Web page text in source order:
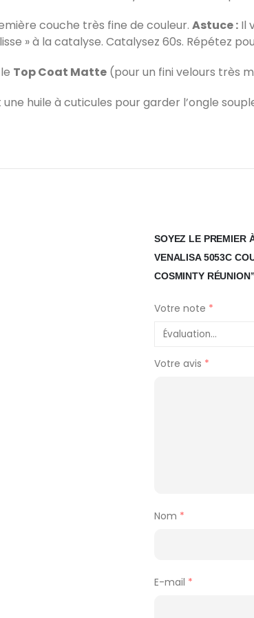
couche très fine de couleur. Astuce : Il
» à la catalyse. Catalysez 60s. Répétez
Top Coat Matte (pour un fini velours très
huile à cuticules pour garder l’ongle
SOYEZ LE PREMIER
VENALISA 5053C
COSMINTY RÉUNION”
Votre note *
Votre avis *
Nom *
E-mail *